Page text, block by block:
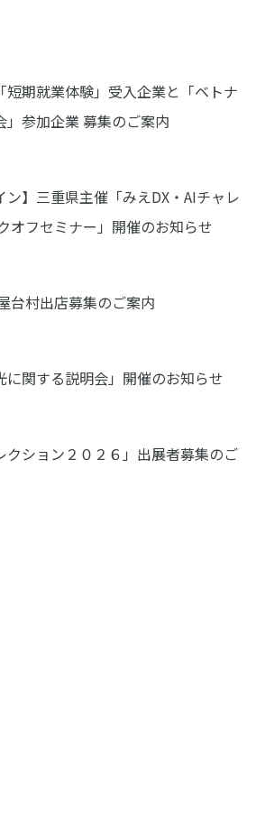
短期就業体験」受入企業と「ベトナ
」参加企業 募集のご案内
ン】三重県主催「みえDX・AIチャレ
オフセミナー」開催のお知らせ
台村出店募集のご案内
に関する説明会」開催のお知らせ
クション２０２６」出展者募集のご